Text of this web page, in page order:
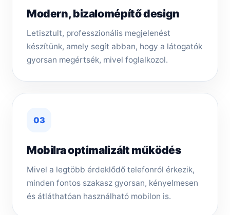
Modern, bizalomépítő design
Letisztult, professzionális megjelenést
készítünk, amely segít abban, hogy a látogatók
gyorsan megértsék, mivel foglalkozol.
03
Mobilra optimalizált működés
Mivel a legtöbb érdeklődő telefonról érkezik,
minden fontos szakasz gyorsan, kényelmesen
és átláthatóan használható mobilon is.